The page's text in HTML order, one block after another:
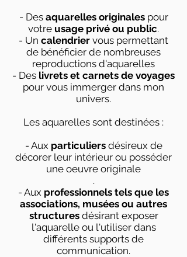
- Des aquarelles originalespour
votre usage privé ou public.
- Un calendrier vous permettant
de bénéficier de nombreuses
reproductions d'aquarelles
- Des livrets et carnets de voyages
pour vous immerger dans mon
univers.
Les aquarelles sont destinées :
- Aux particuliersdésireux de
décorer leur intérieur ou posséder
une oeuvre originale
.
- Aux professionnels tels que les
associations, musées ou autres
structuresdésirant exposer
l'aquarelle ou l'utiliser dans
différents supports de
communication.